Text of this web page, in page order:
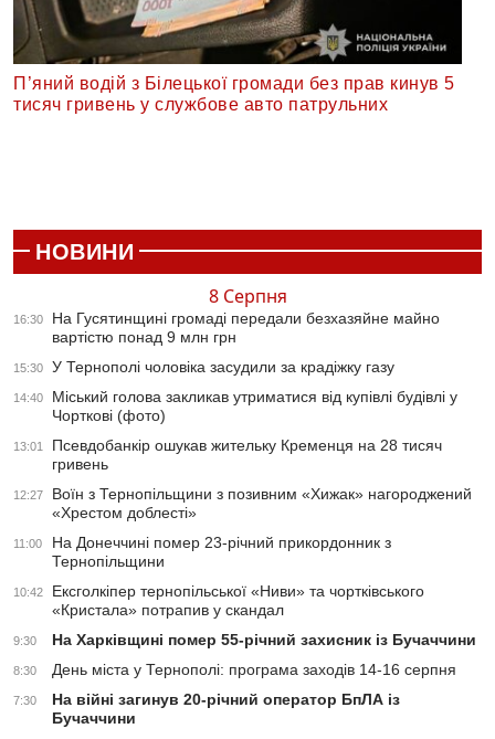
П’яний водій з Білецької громади без прав кинув 5
тисяч гривень у службове авто патрульних
НОВИНИ
8 Серпня
16:30
На Гусятинщині громаді передали безхазяйне майно
вартістю понад 9 млн грн
15:30 У Тернополі чоловіка засудили за крадіжку газу
14:40
Міський голова закликав утриматися від купівлі будівлі у
Чорткові (фото)
13:01
Псевдобанкір ошукав жительку Кременця на 28 тисяч
гривень
12:27
Воїн з Тернопільщини з позивним «Хижак» нагороджений
«Хрестом доблесті»
11:00
На Донеччині помер 23-річний прикордонник з
Тернопільщини
10:42
Ексголкіпер тернопільської «Ниви» та чортківського
«Кристала» потрапив у скандал
9:30 На Харківщині помер 55-річний захисник із Бучаччини
8:30 День міста у Тернополі: програма заходів 14-16 серпня
7:30
На війні загинув 20-річний оператор БпЛА із
Бучаччини